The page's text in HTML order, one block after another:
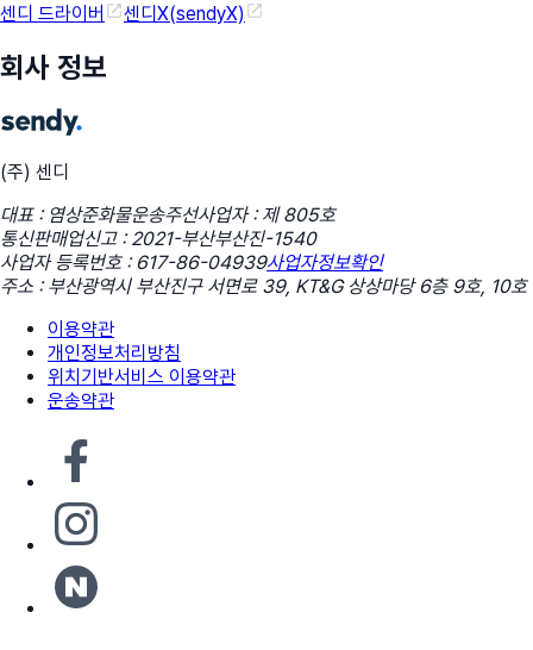
센디 드라이버 센디X(sendyX)
회사 정보
(주) 센디
대표 : 염상준화물운송주선사업자 : 제 805호
통신판매업신고 : 2021-부산부산진-1540
사업자 등록번호 : 617-86-04939사업자정보확인
주소 : 부산광역시 부산진구 서면로 39, KT&G 상상마당 6층 9호, 10호
이용약관
개인정보처리방침
위치기반서비스 이용약관
운송약관